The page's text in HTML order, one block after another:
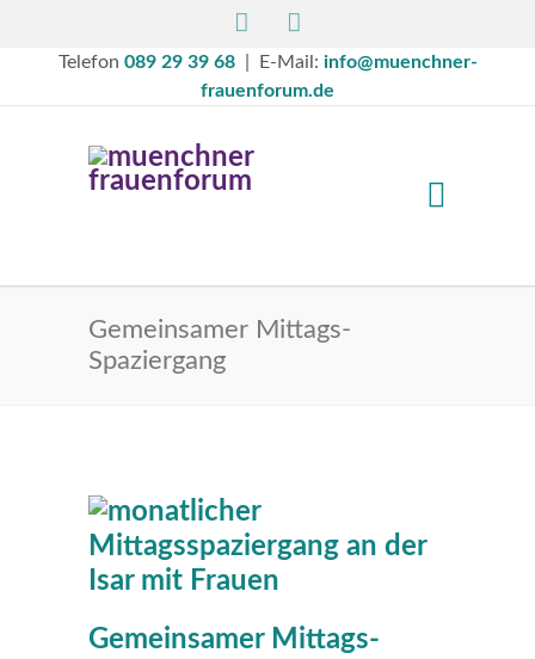
Telefon 089 29 39 68| E-Mail: info@muenchner-
frauenforum.de
Gemeinsamer Mittags-
Spaziergang
Gemeinsamer Mittags-